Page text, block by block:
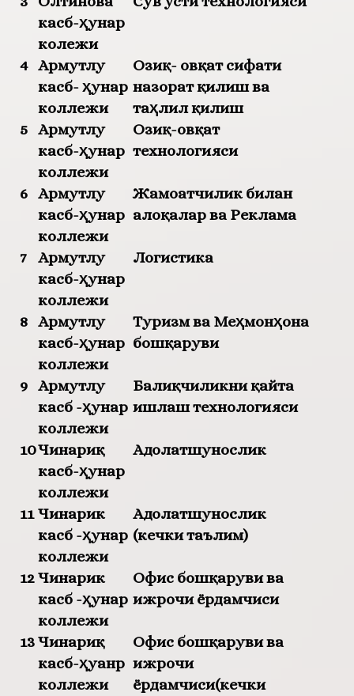
касб-ҳунар
колежи
4 Армутлу
касб- ҳунар
коллежи
Озиқ- овқат сифати
назорат қилиш ва
таҳлил қилиш
5 Армутлу
касб-ҳунар
коллежи
Озиқ-овқат
технологияси
6 Армутлу
касб-ҳунар
коллежи
Жамоатчилик билан
алоқалар ва Реклама
7
Армутлу
касб-ҳунар
коллежи
Логистика
8 Армутлу
касб-ҳунар
коллежи
Туризм ва Меҳмонҳона
бошқаруви
9 Армутлу
касб -ҳунар
коллежи
Балиқчиликни қайта
ишлаш технологияси
10Чинариқ
касб-ҳунар
коллежи
Адолатшунослик
11 Чинарик
касб -ҳунар
коллежи
Адолатшунослик
(кечки таълим)
12Чинарик
касб -ҳунар
коллежи
Офис бошқаруви ва
ижрочи ёрдамчиси
13Чинариқ
касб-ҳуанр
коллежи
Офис бошқаруви ва
ижрочи
ёрдамчиси(кечки